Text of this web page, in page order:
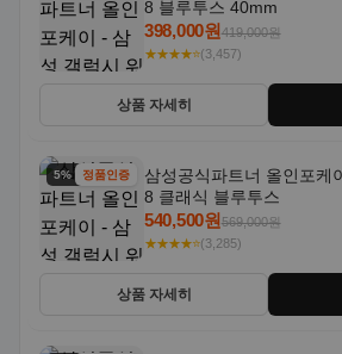
8 블루투스 40mm
398,000원419,000원
★★★★⭐(3,457)
상품 자세히
5% 할인정품인증
삼성공식파트너 올인포케
8 클래식 블루투스
540,500원569,000원
★★★★⭐(3,285)
상품 자세히